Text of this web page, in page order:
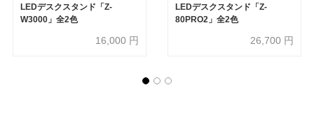
LEDデスクスタンド「Z-
W3000」全2色
16,000 円
LEDデスクスタンド「Z-
80PRO2」全2色
26,700 円